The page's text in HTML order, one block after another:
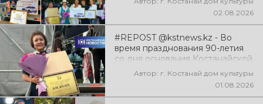
02.08.2026
#REPOST @kstnews.kz - Во
время празднования 90-летия
со дня основания Костанайской
области подвели итоги 38-го
фестиваля самодеятельного
Автор: г. Костанай дом культуры
01.08.2026